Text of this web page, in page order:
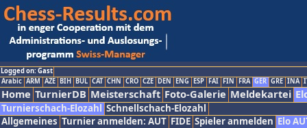
Logged on: Gast
Arabic ARM AZE BIH BUL CAT CHN CRO CZE DEN ENG ESP FAI FIN FRA GER GRE INA
Home TurnierDB Meisterschaft Foto-Galerie Meldekartei
Turnierschach-Elozahl Schnellschach-Elozahl
Allgemeines Turnier anmelden: AUT FIDE Spieler anmelden Elo